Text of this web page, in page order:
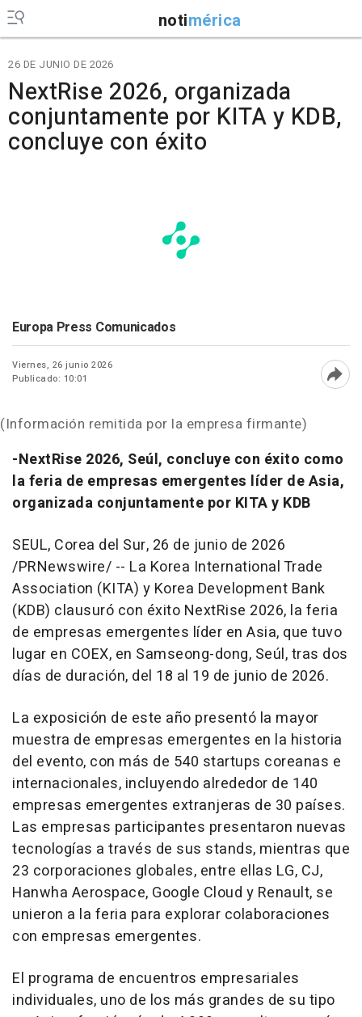
notimérica
26 DE JUNIO DE 2026
NextRise 2026, organizada
conjuntamente por KITA y KDB,
concluye con éxito
Europa Press Comunicados
Viernes, 26 junio 2026
Publicado: 10:01
(Información remitida por la empresa firmante)
-NextRise 2026, Seúl, concluye con éxito como
la feria de empresas emergentes líder de Asia,
organizada conjuntamente por KITA y KDB
SEUL, Corea del Sur, 26 de junio de 2026
/PRNewswire/ -- La Korea International Trade
Association (KITA) y Korea Development Bank
(KDB) clausuró con éxito NextRise 2026, la feria
de empresas emergentes líder en Asia, que tuvo
lugar en COEX, en Samseong-dong, Seúl, tras dos
días de duración, del 18 al 19 de junio de 2026.
La exposición de este año presentó la mayor
muestra de empresas emergentes en la historia
del evento, con más de 540 startups coreanas e
internacionales, incluyendo alrededor de 140
empresas emergentes extranjeras de 30 países.
Las empresas participantes presentaron nuevas
tecnologías a través de sus stands, mientras que
23 corporaciones globales, entre ellas LG, CJ,
Hanwha Aerospace, Google Cloud y Renault, se
unieron a la feria para explorar colaboraciones
con empresas emergentes.
El programa de encuentros empresariales
individuales, uno de los más grandes de su tipo